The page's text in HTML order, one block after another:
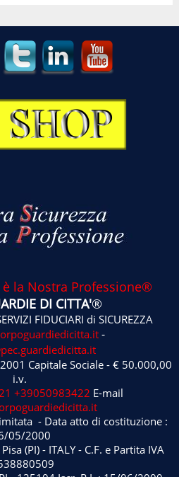
è la Nostra Professione®
DI CITTA'®
FIDUCIARI di SICUREZZA
-
Capitale Sociale - € 50.000,00
i.v.
+39050983422 E-mail
- Data atto di costituzione :
05/2000
(PI) - ITALY - C.F. e Partita IVA